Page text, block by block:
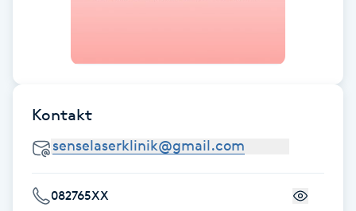
Japansk massage
Kontakt
082765XX